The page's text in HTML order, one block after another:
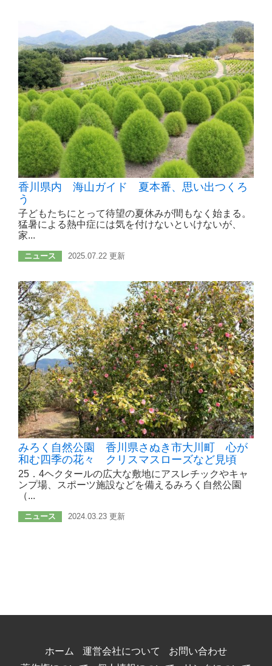
香川県内 海山ガイド 夏本番、思い出つくろ
う
子どもたちにとって待望の夏休みが間もなく始まる。
猛暑による熱中症には気を付けないといけないが、
家...
ニュース 2025.07.22 更新
みろく自然公園 香川県さぬき市大川町 心が
和む四季の花々 クリスマスローズなど見頃
25．4ヘクタールの広大な敷地にアスレチックやキャ
ンプ場、スポーツ施設などを備えるみろく自然公園
（...
ニュース 2024.03.23 更新
ホーム 運営会社について
お問い合わせ